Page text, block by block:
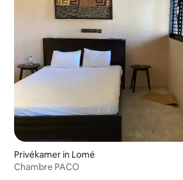
Privékamer in Lomé
Chambre PACO